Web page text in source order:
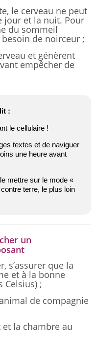
le cerveau ne peut
jour et la nuit. Pour
du sommeil
de noirceur ;
et génèrent
empêcher de
:
le cellulaire !
textes et de naviguer
une heure avant
mettre sur le mode «
terre, le plus loin
un
s’assurer que la
et à la bonne
Celsius) ;
de compagnie
la chambre au